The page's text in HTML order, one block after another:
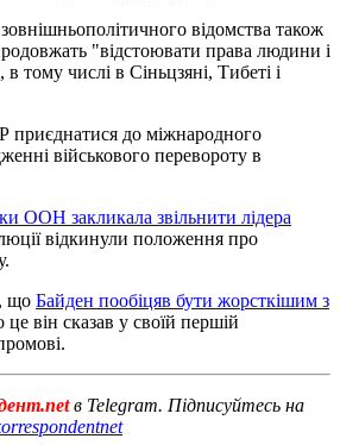
відомства також
"відстоювати права людини і
в тому числі в Сіньцзяні, Тибеті і
приєднатися до міжнародного
військового перевороту в
ООН закликала звільнити лідера
відкинули положення про
що Байден пообіцяв бути жорсткішим з
це він сказав у своїй першій
в Telegram. Підписуйтесь на